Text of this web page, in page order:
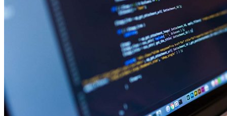
Les dernières photos envoyées par Rosetta avant son crash